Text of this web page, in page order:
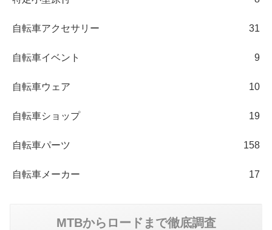
自転車アクセサリー 31
自転車イベント 9
自転車ウェア 10
自転車ショップ 19
自転車パーツ 158
自転車メーカー 17
MTBからロードまで徹底調査